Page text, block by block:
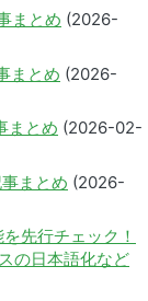
まとめ (2026-
まとめ (2026-
まとめ (2026-02-
まとめ (2026-
先行チェック！
の日本語化など